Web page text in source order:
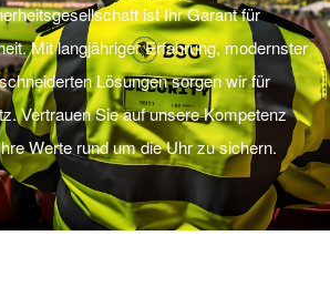
ist Ihr Garant für
Mit langjähriger Erfahrung, modernster
Lösungen sorgen wir für
Vertrauen Sie auf unsere Kompetenz
Werte rund um die Uhr zu sichern.